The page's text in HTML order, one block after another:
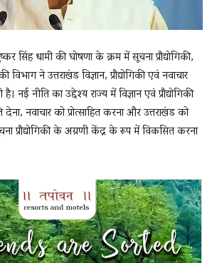
सिंह धामी की घोषणा के क्रम में सूचना प्रौद्योगिकी,
विभाग ने उत्तराखंड विज्ञान, प्रौद्योगिकी एवं नवाचार
नई नीति का उद्देश्य राज्य में विज्ञान एवं प्रौद्योगिकी
नवाचार को प्रोत्साहित करना और उत्तराखंड को
प्रौद्योगिकी के अग्रणी केंद्र के रूप में विकसित करना